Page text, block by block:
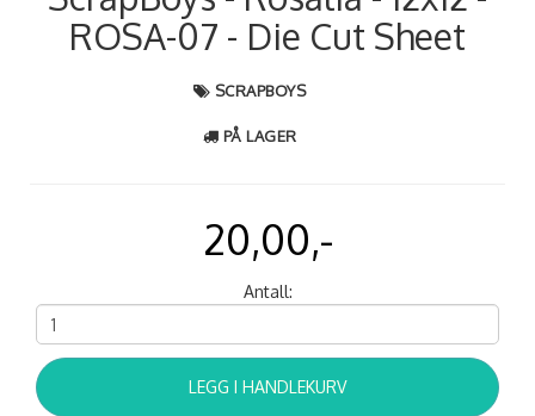
ROSA-07 - Die Cut Sheet
SCRAPBOYS
PÅ LAGER
20,00,-
Antall:
LEGG I HANDLEKURV